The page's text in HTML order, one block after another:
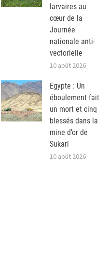
larvaires au
cœur de la
Journée
nationale anti-
vectorielle
10 août 2026
Egypte : Un
éboulement fait
un mort et cinq
blessés dans la
mine d’or de
Sukari
10 août 2026